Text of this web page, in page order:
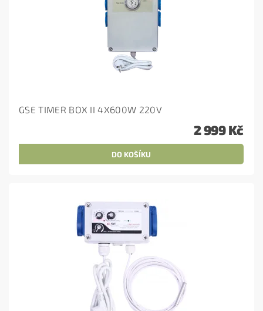
GSE TIMER BOX II 4X600W 220V
2 999 Kč